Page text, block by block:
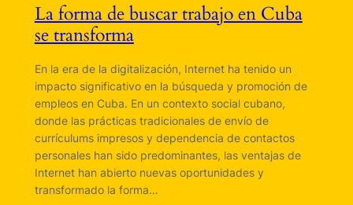
La forma de buscar trabajo en Cuba
se transforma
En la era de la digitalización, Internet ha tenido un
impacto significativo en la búsqueda y promoción de
empleos en Cuba. En un contexto social cubano,
donde las prácticas tradicionales de envío de
currículums impresos y dependencia de contactos
personales han sido predominantes, las ventajas de
Internet han abierto nuevas oportunidades y
transformado la forma…